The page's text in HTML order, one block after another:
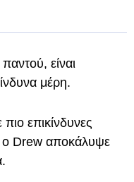
είναι
μέρη.
επικίνδυνες
ο Drew αποκάλυψε